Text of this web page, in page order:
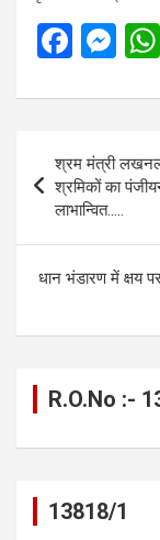
F
ce
o
o
k
M
se
g
er
navigation
श्रम मंत्री
श्रमिकों का
लाभान्वित…..
धान भंडारण में क्षय
R.O.No :-
13818/1